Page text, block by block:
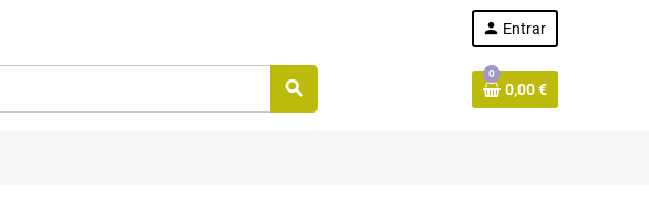
person Entrar
search
0
0,00 €